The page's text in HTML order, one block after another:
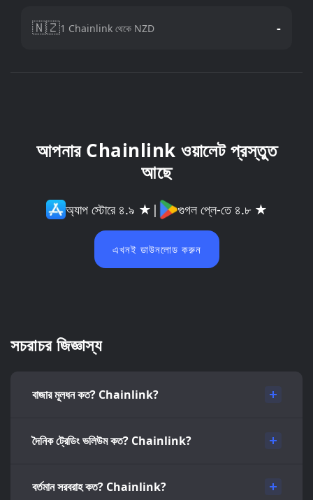
🇳🇿1 Chainlink থেকে NZD -
আপনার Chainlink ওয়ালেট প্রস্তুত
আছে
অ্যাপ স্টোরে ৪.৯ ★ | গুগল প্লে-তে ৪.৮ ★
এখনই ডাউনলোড করুন
সচরাচর জিজ্ঞাস্য
বাজার মূলধন কত? Chainlink?
দৈনিক ট্রেডিং ভলিউম কত? Chainlink?
বর্তমান সরবরাহ কত? Chainlink?